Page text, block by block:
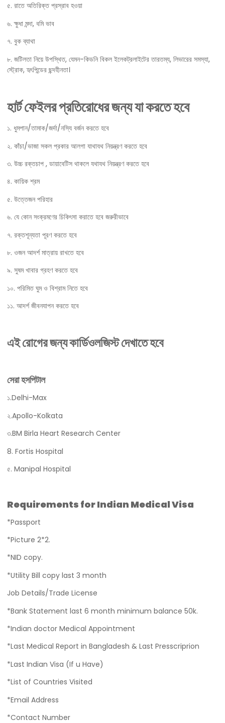
৫. রাতে অতিরিক্ত প্রস্রাব হওয়া
৬. ক্ষুধা মন্দা, বমি ভাব
৭. বুক ব্যাথা
৮. জটিলতা নিয়ে উপস্থিত, যেমন-কিডনি বিকল ইলেকট্রলাইটের তারতম্য, লিভারের সমস্যা,
স্ট্রোক, হৃৎপিন্ডের ছন্দহীনতা।
হার্ট ফেইলর প্রতিরোধের জন্য যা করতে হবে
১. ধুমপান/তামাক/জর্দা/নস্যি বর্জন করতে হবে
২. কাঁচা/ভাজা সকল প্রকার আলগা যাথাযথ নিয়ন্ত্রণ করতে হবে
৩. উচ্চ রক্তচাপ , ডায়াবেটিস থাকলে যথাযথ নিয়ন্ত্রণ করতে হবে
৪. কায়িক শ্রম
৫. উত্তেজন পরিহার
৬. যে কোন সংক্রমণের চিকিৎসা করাতে হবে জরুরীভাবে
৭. রক্তশূন্যতা পূরণ করতে হবে
৮. ওজন আদর্শ মাত্রায় রাখতে হবে
৯. সুষম খাবার গ্রহণ করতে হবে
১০. পরিমিত ঘুম ও বিশ্রাম নিতে হবে
১১. আদর্শ জীবনযাপন করতে হবে
এই রোগের জন্য কার্ডিওলজিস্ট দেখাতে হবে
সেরা হসপিটাল
১.Delhi-Max
২.Apollo-Kolkata
৩.BM Birla Heart Research Center
8. Fortis Hospital
৫. Manipal Hospital
Requirements for Indian Medical Visa
*Passport
*Picture 2*2.
*NID copy.
*Utility Bill copy last 3 month
Job Details/Trade License
*Bank Statement last 6 month minimum balance 50k.
*Indian doctor Medical Appointment
*Last Medical Report in Bangladesh & Last Presscriprion
*Last Indian Visa (If u Have)
*List of Countries Visited
*Email Address
*Contact Number